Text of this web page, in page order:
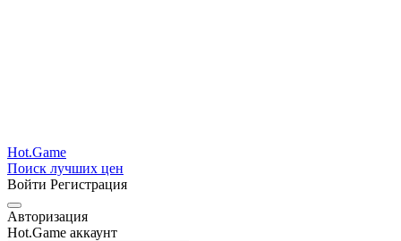
Hot.Game
Поиск лучших цен
Войти Регистрация
Авторизация
Hot.Game аккаунт